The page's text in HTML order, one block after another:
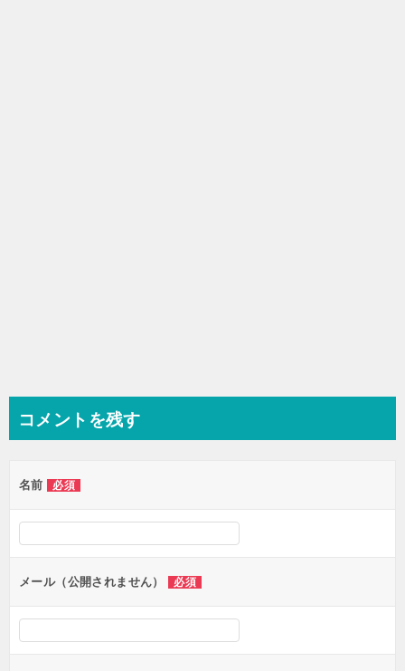
コメントを残す
名前 必須
メール（公開されません） 必須